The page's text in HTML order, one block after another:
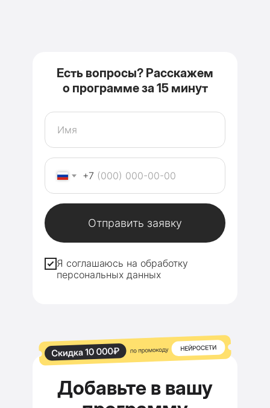
+7
Отправить заявку
Есть вопросы? Расскажем
о программе за 15 минут
Я соглашаюсь на обработку
персональных данных
Добавьте в вашу